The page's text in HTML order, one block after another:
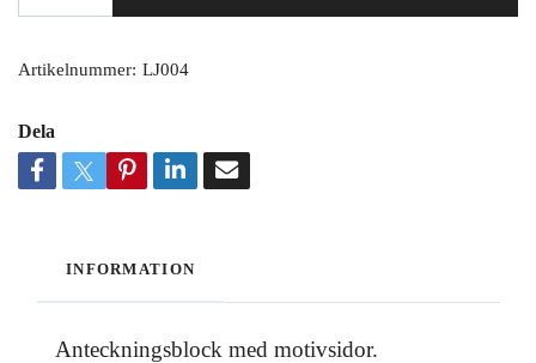
Artikelnummer: LJ004
Dela
INFORMATION
Anteckningsblock med motivsidor.